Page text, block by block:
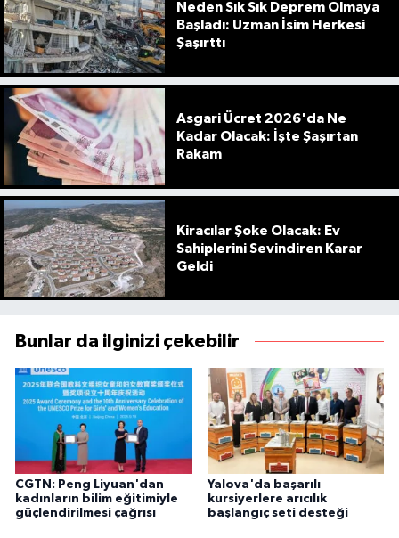
Neden Sık Sık Deprem Olmaya
Başladı: Uzman İsim Herkesi
Şaşırttı
Asgari Ücret 2026'da Ne
Kadar Olacak: İşte Şaşırtan
Rakam
Kiracılar Şoke Olacak: Ev
Sahiplerini Sevindiren Karar
Geldi
Bunlar da ilginizi çekebilir
CGTN: Peng Liyuan'dan
kadınların bilim eğitimiyle
güçlendirilmesi çağrısı
Yalova'da başarılı
kursiyerlere arıcılık
başlangıç seti desteği